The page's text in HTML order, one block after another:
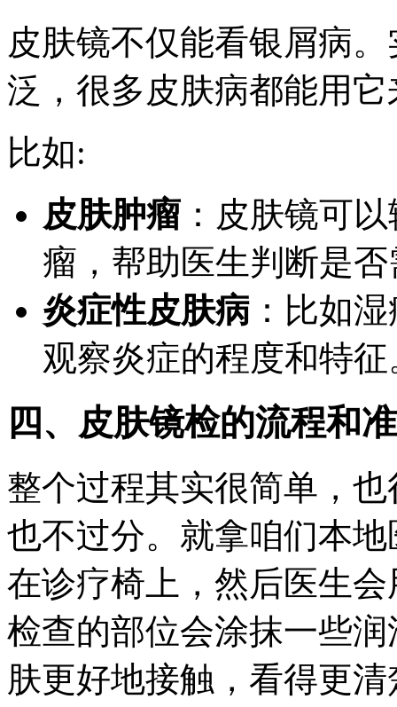
皮肤镜不仅能看银屑病
泛，很多皮肤病都能用
比如:
皮肤肿瘤 ：皮肤镜可
瘤，帮助医生判断是
炎症性皮肤病 ：比如
观察炎症的程度和特征
四、皮肤镜检的流程和
整个过程其实很简单，
也不过分。就拿咱们本
在诊疗椅上，然后医生
检查的部位会涂抹一些
肤更好地接触，看得更